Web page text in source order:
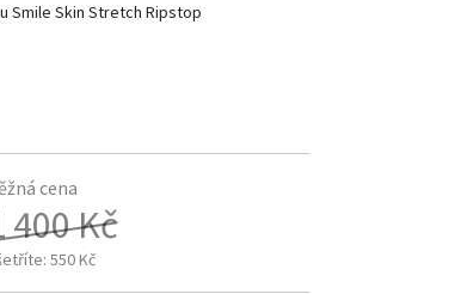
Smile Skin Stretch Ripstop
cena
400 Kč
550 Kč